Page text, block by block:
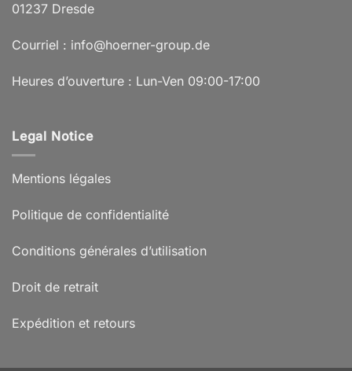
01237 Dresde
Courriel : info@hoerner-group.de
Heures d’ouverture : Lun-Ven 09:00-17:00
Legal Notice
Mentions légales
Politique de confidentialité
Conditions générales d’utilisation
Droit de retrait
Expédition et retours